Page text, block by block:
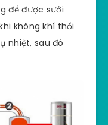
để được sưởi
không khí thổi
nhiệt, sau đó